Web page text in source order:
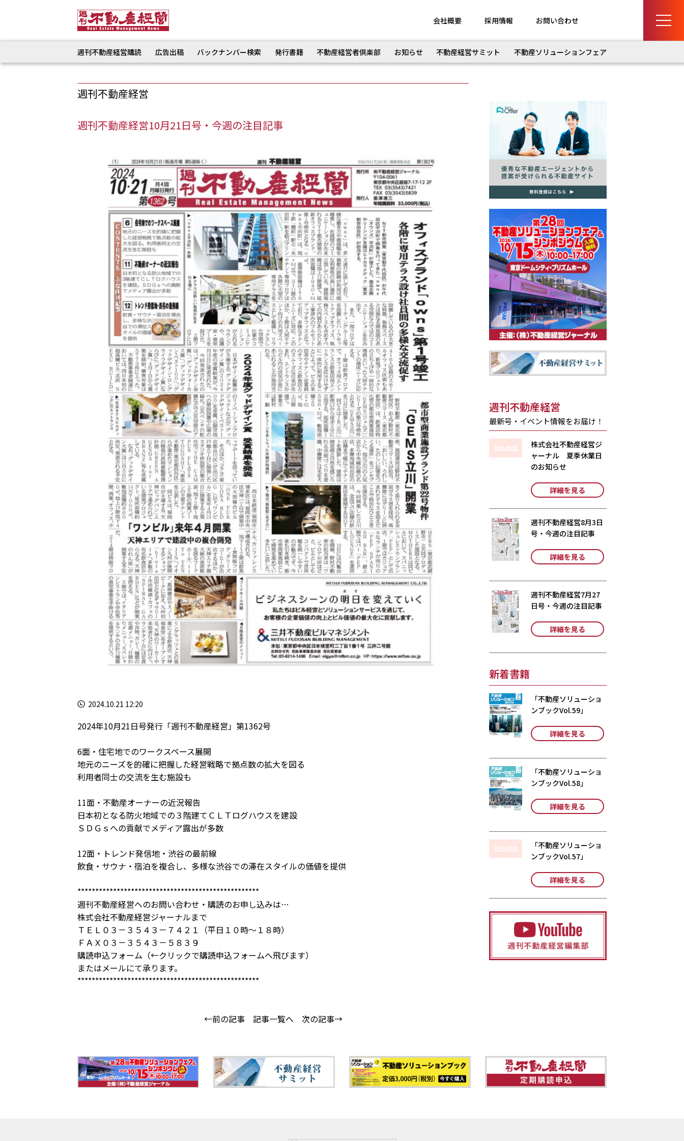
会社概要 採用情報 お問い合わせ
週刊不動産経営購読 広告出稿 バックナンバー検索 発行書籍 不動産経営者倶楽部 お知らせ 不動産経営サミット 不動産ソリューションフェア
週刊不動産経営
週刊不動産経営10月21日号・今週の注目記事
2024.10.21 12:20
2024年10月21日号発行「週刊不動産経営」第1362号
6面・住宅地でのワークスペース展開
地元のニーズを的確に把握した経営戦略で拠点数の拡大を図る
利用者同士の交流を生む施設も
11面・不動産オーナーの近況報告
日本初となる防火地域での３階建てＣＬＴログハウスを建設
ＳＤＧｓへの貢献でメディア露出が多数
12面・トレンド発信地・渋谷の最前線
飲食・サウナ・宿泊を複合し、多様な渋谷での滞在スタイルの価値を提供
***************************************************
週刊不動産経営へのお問い合わせ・購読のお申し込みは…
株式会社不動産経営ジャーナルまで
ＴＥＬ０３－３５４３－７４２１（平日１０時～１８時）
ＦＡＸ０３－３５４３－５８３９
購読申込フォーム （←クリックで購読申込フォームへ飛びます）
またはメールにて承ります。
***************************************************
←前の記事 記事一覧へ 次の記事→
週刊不動産経営
最新号・イベント情報をお届け！
株式会社不動産経営ジ
ャーナル 夏季休業日
のお知らせ
詳細を見る
週刊不動産経営8月3日
号・今週の注目記事
詳細を見る
週刊不動産経営7月27
日号・今週の注目記事
詳細を見る
新着書籍
「不動産ソリューショ
ンブックVol.59」
詳細を見る
「不動産ソリューショ
ンブックVol.58」
詳細を見る
「不動産ソリューショ
ンブックVol.57」
詳細を見る